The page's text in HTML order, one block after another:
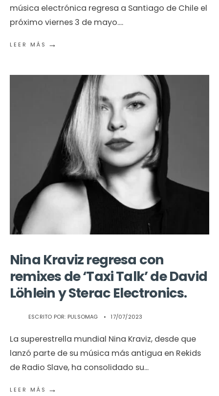
música electrónica regresa a Santiago de Chile el
próximo viernes 3 de mayo....
LEER MÁS →
Nina Kraviz regresa con
remixes de ‘Taxi Talk’ de David
Löhlein y Sterac Electronics.
ESCRITO POR: PULSOMAG • 17/07/2023
La superestrella mundial Nina Kraviz, desde que
lanzó parte de su música más antigua en Rekids
de Radio Slave, ha consolidado su...
LEER MÁS →